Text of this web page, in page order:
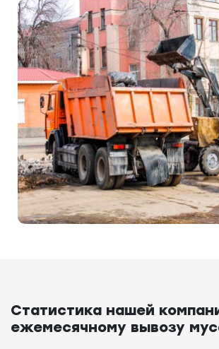
Статистика нашей
ежемесячному вывозу